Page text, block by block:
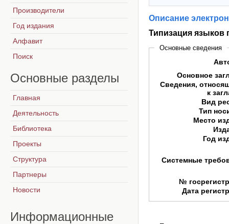
Описание
Типизация языков
Основные сведения
Основное
Сведения,
к
Вид
Тип
Место
Год
Системные
№
Дата
Производители
Год издания
Алфавит
Поиск
Основные разделы
Главная
Деятельность
Библиотека
Проекты
Структура
Партнеры
Новости
Информационные